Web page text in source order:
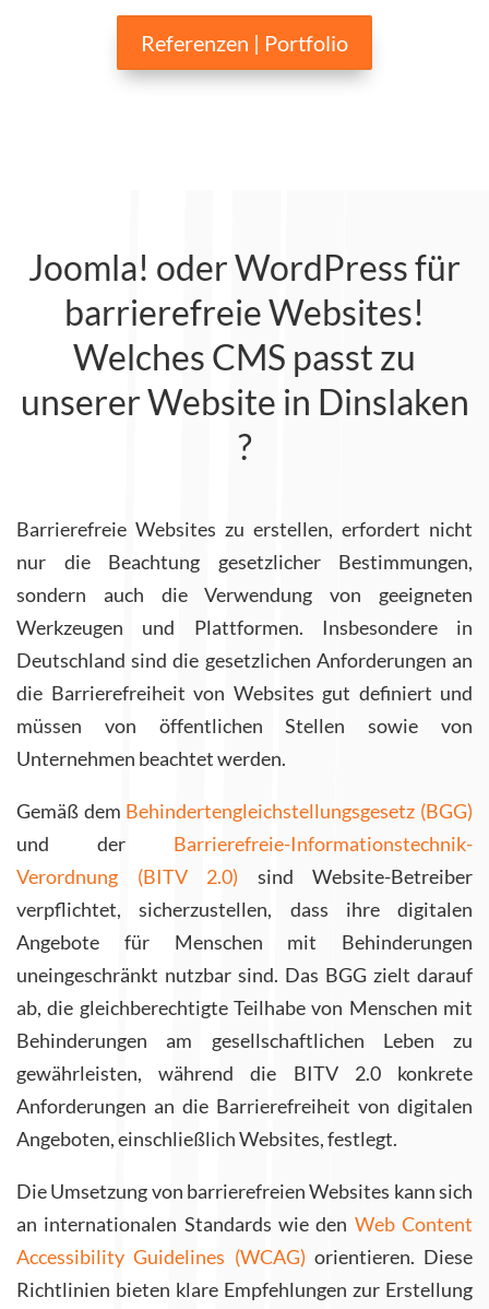
Referenzen | Portfolio
Joomla! oder WordPress für
barrierefreie Websites!
Welches CMS passt zu
unserer Website in Dinslaken
?
Barrierefreie Websites zu erstellen, erfordert nicht
nur die Beachtung gesetzlicher Bestimmungen,
sondern auch die Verwendung von geeigneten
Werkzeugen und Plattformen. Insbesondere in
Deutschland sind die gesetzlichen Anforderungen an
die Barrierefreiheit von Websites gut definiert und
müssen von öffentlichen Stellen sowie von
Unternehmen beachtet werden.
Gemäß dem Behindertengleichstellungsgesetz (BGG)
und der Barrierefreie-Informationstechnik-
Verordnung (BITV 2.0) sind Website-Betreiber
verpflichtet, sicherzustellen, dass ihre digitalen
Angebote für Menschen mit Behinderungen
uneingeschränkt nutzbar sind. Das BGG zielt darauf
ab, die gleichberechtigte Teilhabe von Menschen mit
Behinderungen am gesellschaftlichen Leben zu
gewährleisten, während die BITV 2.0 konkrete
Anforderungen an die Barrierefreiheit von digitalen
Angeboten, einschließlich Websites, festlegt.
Die Umsetzung von barrierefreien Websites kann sich
an internationalen Standards wie den Web Content
Accessibility Guidelines (WCAG) orientieren. Diese
Richtlinien bieten klare Empfehlungen zur Erstellung